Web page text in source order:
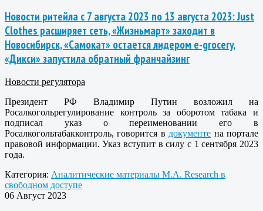
Новости ритейла с 7 августа 2023 по 13 августа 2023: Just
Clothes расширяет сеть, «Жизньмарт» заходит в
Новосибирск, «Самокат» остается лидером e-grocery,
«Дикси» запустила обратный франчайзинг
Новости регулятора
Президент РФ Владимир Путин возложил на
Росалкогольрегулирование контроль за оборотом табака и
подписал указ о переименовании его в
Росалкогольтабакконтроль, говорится в документе на портале
правовой информации. Указ вступит в силу с 1 сентября 2023
года.
Категория: Аналитические материалы M.A. Research в
свободном доступе
06 Август 2023